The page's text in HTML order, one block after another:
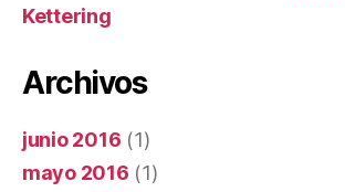
Kettering
Archivos
junio 2016 (1)
mayo 2016 (1)